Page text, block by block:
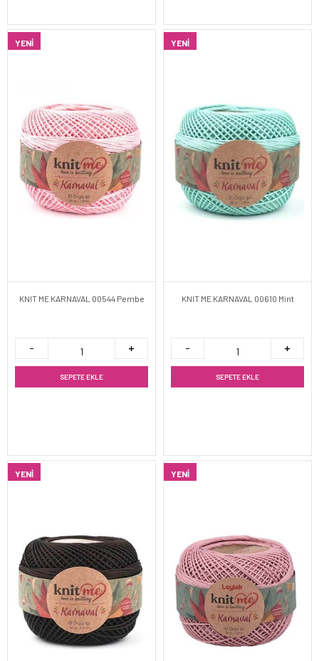
YENI
KNIT ME KARNAVAL 00544 Pembe
SEPETE EKLE
YENI
KNIT ME KARNAVAL 00610 Mint
SEPETE EKLE
YENI YENI